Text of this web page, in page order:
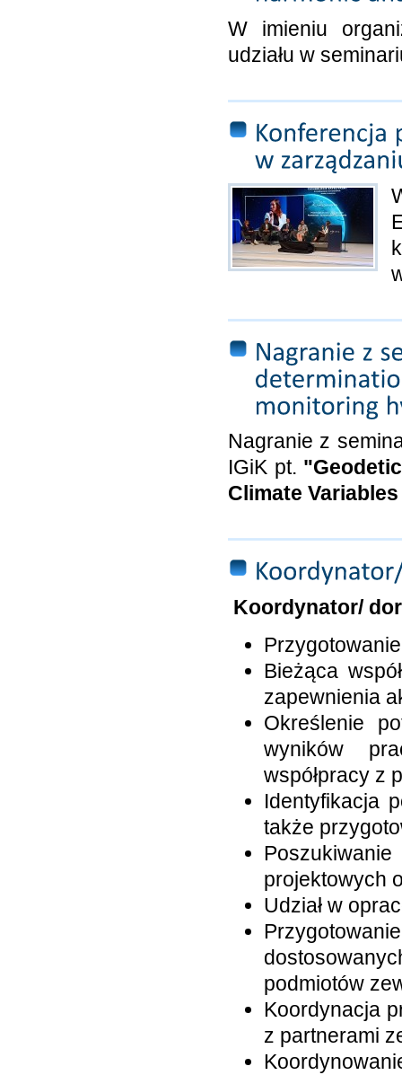
W imieniu
udziału w
Nagranie z
IGiK pt.
Climate
Koordynator/
Bieżąca
zapewnienia
Określenie
wyników
współpracy z
Identyfikacja
także
projektowych
Udział w
podmiotów
Koordynacja
z partnerami